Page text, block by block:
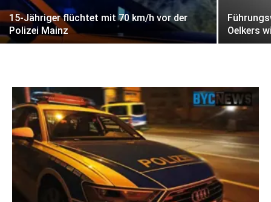
15-Jähriger flüchtet mit 70 km/h vor der
Polizei Mainz
Oelkers